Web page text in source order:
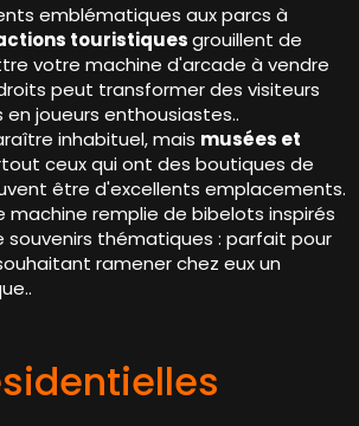
emblématiques aux parcs à
touristiquesgrouillent de
votre machine d'arcade à vendre
peut transformer des visiteurs
en joueurs enthousiastes..
inhabituel, mais musées et
ceux qui ont des boutiques de
être d'excellents emplacements.
machine remplie de bibelots inspirés
souvenirs thématiques : parfait pour
ramener chez eux un